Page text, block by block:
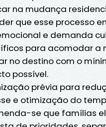
na mudança
que esse processo
e demanda
para acomodar a
no destino com o
possível.
prévia para
e otimização do
se que famílias